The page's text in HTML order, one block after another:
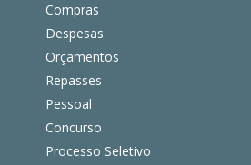
Compras
Despesas
Orçamentos
Repasses
Pessoal
Concurso
Processo Seletivo